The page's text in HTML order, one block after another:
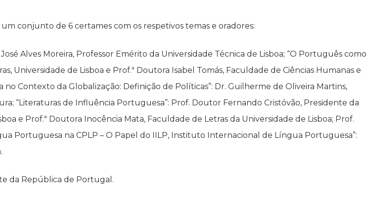
conjunto de 6 certames com os respetivos temas e oradores:
Alves Moreira, Professor Emérito da Universidade Técnica de Lisboa; “O Português como
Universidade de Lisboa e Prof.ª Doutora Isabel Tomás, Faculdade de Ciências Humanas e
Contexto da Globalização: Definição de Políticas”: Dr. Guilherme de Oliveira Martins,
“Literaturas de Influência Portuguesa”: Prof. Doutor Fernando Cristóvão, Presidente da
e Prof.ª Doutora Inocência Mata, Faculdade de Letras da Universidade de Lisboa; Prof.
Portuguesa na CPLP – O Papel do IILP, Instituto Internacional de Língua Portuguesa”:
da República de Portugal.